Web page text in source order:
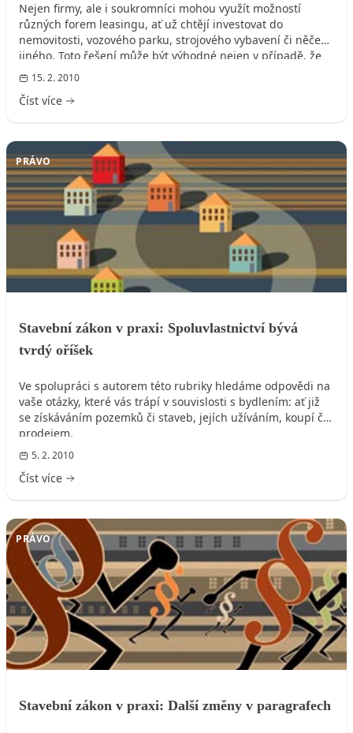
Nejen firmy, ale i soukromníci mohou využít možností
různých forem leasingu, ať už chtějí investovat do
nemovitosti, vozového parku, strojového vybavení či něčeho
jiného. Toto řešení může být výhodné nejen v případě, že
se vám nedostává finanční hotovosti.
15. 2. 2010
Číst více
PRÁVO
Stavební zákon v praxi: Spoluvlastnictví bývá
tvrdý oříšek
Ve spolupráci s autorem této rubriky hledáme odpovědi na
vaše otázky, které vás trápí v souvislosti s bydlením: ať již
se získáváním pozemků či staveb, jejích užíváním, koupí či
prodejem.
5. 2. 2010
Číst více
PRÁVO
Stavební zákon v praxi: Další změny v paragrafech